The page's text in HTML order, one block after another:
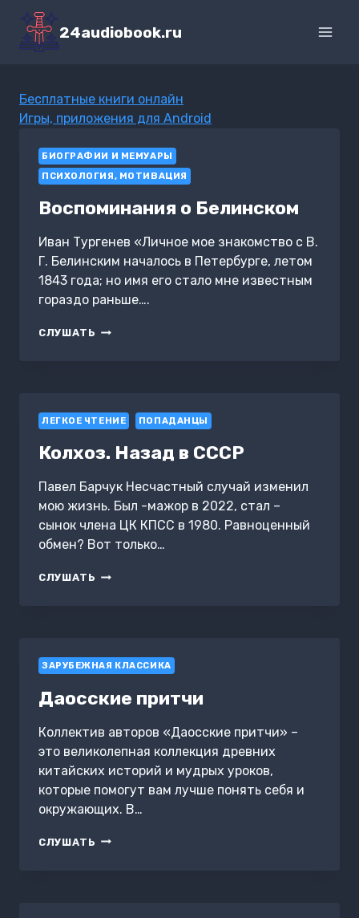
Перейти
содержимому
24audiobook.ru
Бесплатные книги онлайн
Игры, приложения для Android
БИОГРАФИИ И МЕМУАРЫ
ПСИХОЛОГИЯ, МОТИВАЦИЯ
Воспоминания о Белинском
Иван Тургенев «Личное мое знакомство с В.
Г. Белинским началось в Петербурге, летом
1843 года; но имя его стало мне известным
гораздо раньше….
СЛУШАТЬ ВОСПОМИНАНИЯ
ЛЕГКОЕ ЧТЕНИЕ ПОПАДАНЦЫ
Колхоз. Назад в СССР
Павел Барчук Несчастный случай изменил
мою жизнь. Был -мажор в 2022, стал –
сынок члена ЦК КПСС в 1980. Равноценный
обмен? Вот только…
СЛУШАТЬ КОЛХОЗ.
ЗАРУБЕЖНАЯ КЛАССИКА
Даосские притчи
Коллектив авторов «Даосские притчи» –
это великолепная коллекция древних
китайских историй и мудрых уроков,
которые помогут вам лучше понять себя и
окружающих. В…
СЛУШАТЬ ДАОССКИЕ